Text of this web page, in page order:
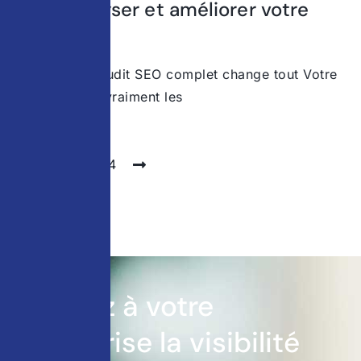
pour analyser et améliorer votre
Pourquoi un audit SEO complet change tout Votre
site attire-t-il vraiment les
4
Donnez à votre
entreprise la visibilité